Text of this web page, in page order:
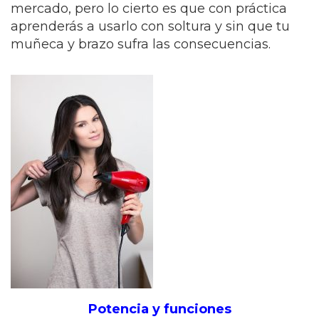
mercado, pero lo cierto es que con práctica
aprenderás a usarlo con soltura y sin que tu
muñeca y brazo sufra las consecuencias.
Potencia y funciones